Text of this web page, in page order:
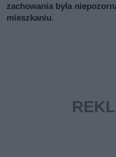
zachowania była
mieszkaniu.